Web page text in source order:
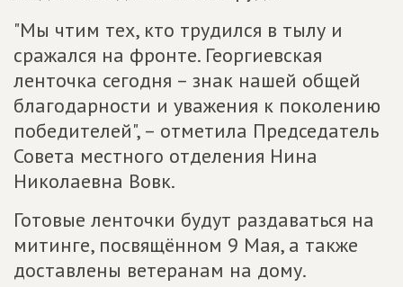
"Мы чтим тех, кто трудился в тылу и
сражался на фронте. Георгиевская
ленточка сегодня – знак нашей общей
благодарности и уважения к поколению
победителей", – отметила Председатель
Совета местного отделения Нина
Николаевна Вовк.
Готовые ленточки будут раздаваться на
митинге, посвящённом 9 Мая, а также
доставлены ветеранам на дому.